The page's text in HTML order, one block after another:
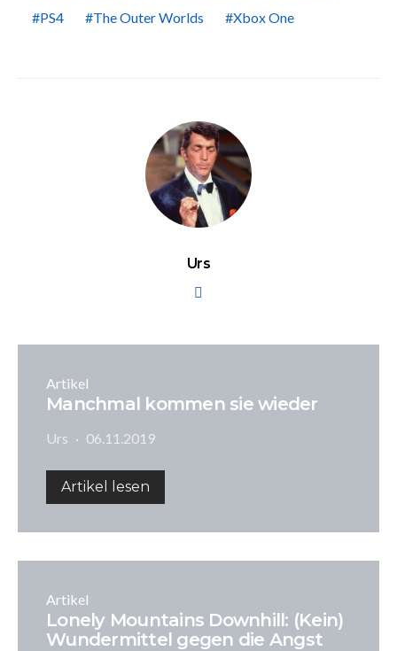
PS4
The Outer Worlds Xbox One
Urs
Artikel
Manchmal kommen sie wieder
Urs 06.11.2019
Artikel lesen
Artikel
Lonely Mountains Downhill: (Kein)
Wundermittel gegen die Angst